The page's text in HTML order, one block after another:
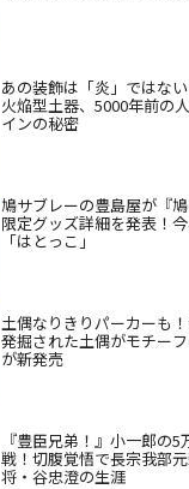
あの装飾は「炎」ではな
火焔型土器、5000年前の
インの秘密
鳩サブレーの豊島屋が『鳩
限定グッズ詳細を発表！
「はとっこ」
土偶なりきりパーカーも
発掘された土偶がモチー
が新発売
『豊臣兄弟！』小一郎の
戦！切腹覚悟で長宗我部
将・谷忠澄の生涯